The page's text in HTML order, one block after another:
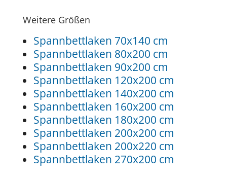
Weitere Größen
Spannbettlaken 70x140 cm
Spannbettlaken 80x200 cm
Spannbettlaken 90x200 cm
Spannbettlaken 120x200 cm
Spannbettlaken 140x200 cm
Spannbettlaken 160x200 cm
Spannbettlaken 180x200 cm
Spannbettlaken 200x200 cm
Spannbettlaken 200x220 cm
Spannbettlaken 270x200 cm